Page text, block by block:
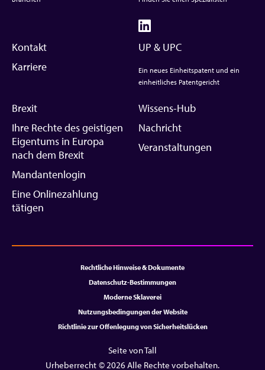
Kontakt
Karriere
UP & UPC
Ein neues Einheitspatent und ein
einheitliches Patentgericht
Brexit
Ihre Rechte des geistigen
Eigentums in Europa
nach dem Brexit
Mandantenlogin
Eine Onlinezahlung
tätigen
Wissens-Hub
Nachricht
Veranstaltungen
Rechtliche Hinweise & Dokumente
Datenschutz-Bestimmungen
Moderne Sklaverei
Nutzungsbedingungen der Website
Richtlinie zur Offenlegung von Sicherheitslücken
Seite von Tall
Urheberrecht © 2026 Alle Rechte vorbehalten.